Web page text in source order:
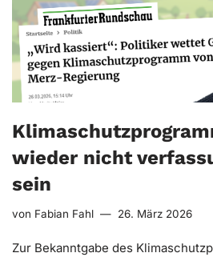
wieder nicht
sein
von Fabian Fahl 26. März 2026
Zur Bekanntgabe des